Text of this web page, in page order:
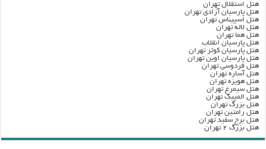
هتل استقلال تهران
هتل پارسیان آزادی تهران
هتل اسپیناس تهران
هتل لاله تهران
هتل هما تهران
هتل پارسیان انقلاب
هتل پارسیان کوثر تهران
هتل پارسیان اوین تهران
هتل فردوسی تهران
هتل آساره تهران
هتل هویزه تهران
هتل سیمرغ تهران
هتل المپیک تهران
هتل بزرگ تهران
هتل رامتین تهران
هتل برج سفید تهران
هتل بزرگ ۲ تهران